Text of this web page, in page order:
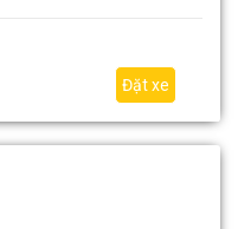
Đặt xe